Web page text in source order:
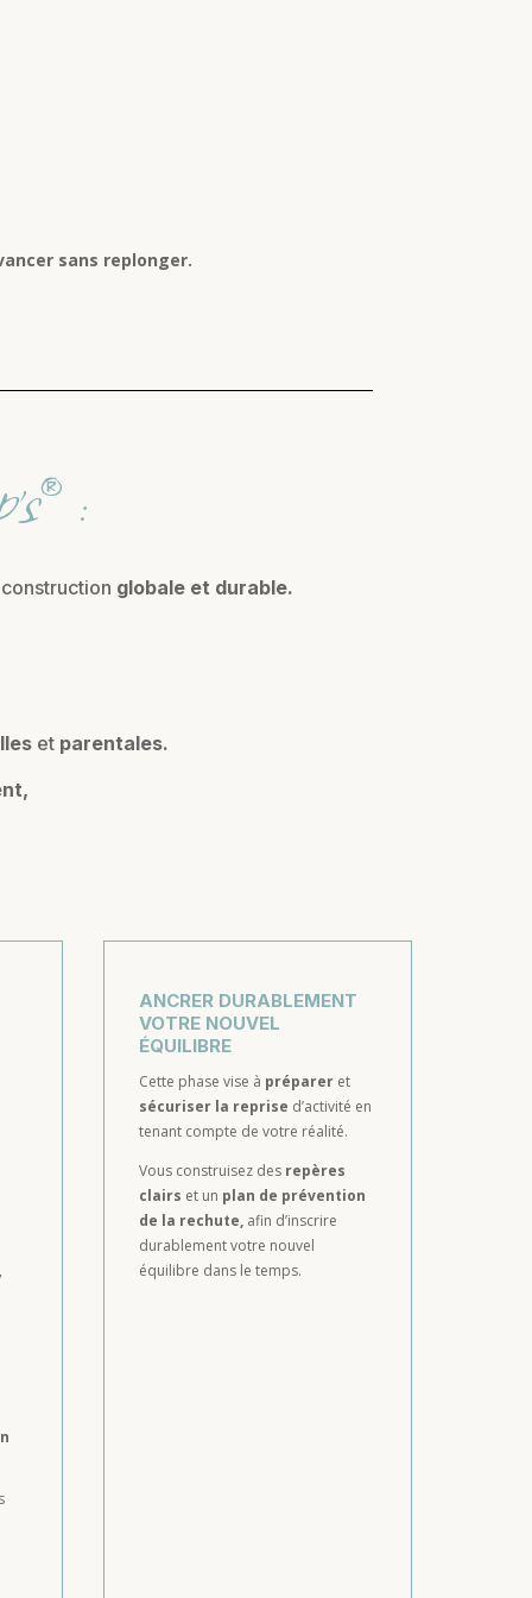
sans replonger.
:
globale et durable.
et parentales.
ANCRER DURABLEMENT
VOTRE NOUVEL
ÉQUILIBRE
Cette phase vise à préparer et
sécuriser la reprise d’activité en
tenant compte de votre réalité.
Vous construisez des repères
clairs et un plan de prévention
de la rechute, afin d’inscrire
durablement votre nouvel
équilibre dans le temps.